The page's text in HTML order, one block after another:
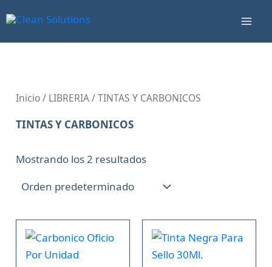
al
contenido
Inicio/ LIBRERIA/ TINTAS Y CARBONICOS
TINTAS Y CARBONICOS
Mostrando los 2 resultados